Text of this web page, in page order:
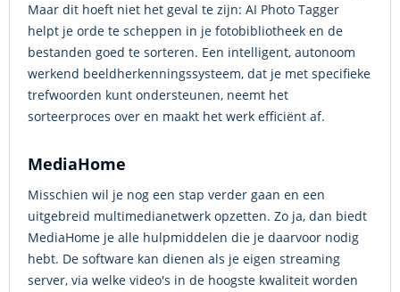
Maar dit hoeft niet het geval te zijn: AI Photo Tagger
helpt je orde te scheppen in je fotobibliotheek en de
bestanden goed te sorteren. Een intelligent, autonoom
werkend beeldherkenningssysteem, dat je met specifieke
trefwoorden kunt ondersteunen, neemt het
sorteerproces over en maakt het werk efficiënt af.
MediaHome
Misschien wil je nog een stap verder gaan en een
uitgebreid multimedianetwerk opzetten. Zo ja, dan biedt
MediaHome je alle hulpmiddelen die je daarvoor nodig
hebt. De software kan dienen als je eigen streaming
server, via welke video's in de hoogste kwaliteit worden